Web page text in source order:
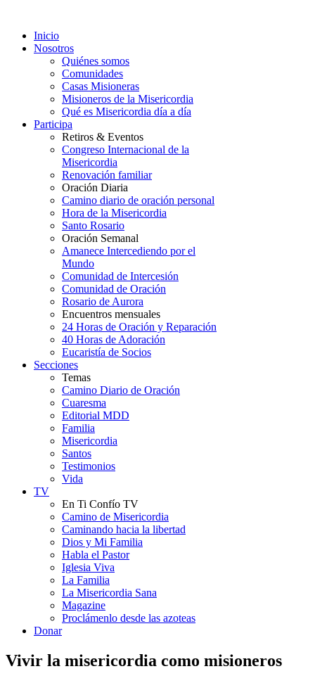
Inicio
Nosotros
Quiénes somos
Comunidades
Casas Misioneras
Misioneros de la Misericordia
Qué es Misericordia día a día
Participa
Retiros & Eventos
Congreso Internacional de la
Misericordia
Renovación familiar
Oración Diaria
Camino diario de oración personal
Hora de la Misericordia
Santo Rosario
Oración Semanal
Amanece Intercediendo por el
Mundo
Comunidad de Intercesión
Comunidad de Oración
Rosario de Aurora
Encuentros mensuales
24 Horas de Oración y Reparación
40 Horas de Adoración
Eucaristía de Socios
Secciones
Temas
Camino Diario de Oración
Cuaresma
Editorial MDD
Familia
Misericordia
Santos
Testimonios
Vida
TV
En Ti Confío TV
Camino de Misericordia
Caminando hacia la libertad
Dios y Mi Familia
Habla el Pastor
Iglesia Viva
La Familia
La Misericordia Sana
Magazine
Proclámenlo desde las azoteas
Donar
Vivir la misericordia como misioneros